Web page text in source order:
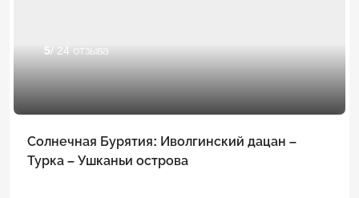
5/ 24 отзыва
Солнечная Бурятия: Иволгинский дацан –
Турка – Ушканьи острова